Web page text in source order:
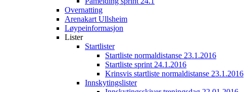
Overnatting
Arenakart Ullsheim
Løypeinformasjon
Lister
Startlister
Startliste normaldistanse 23.1.2016
Startliste sprint 24.1.2016
Krinsvis startliste normaldistanse 23.1.2016
Innskytingslister